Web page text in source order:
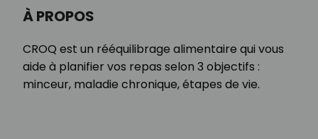
À PROPOS
CROQ est un rééquilibrage alimentaire qui vous
aide à planifier vos repas selon 3 objectifs :
minceur, maladie chronique, étapes de vie.